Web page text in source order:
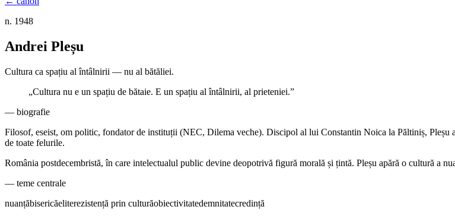
n. 1948
Andrei Pleșu
Cultura ca spațiu al întâlnirii — nu al bătăliei.
„Cultura nu e un spațiu de bătaie. E un spațiu al întâlnirii, al prieteniei.”
— biografie
Filosof, eseist, om politic, fondator de instituții (NEC, Dilema veche). Discipol al lui Constantin Noica la Păltiniș, Pleșu
de toate felurile.
România postdecembristă, în care intelectualul public devine deopotrivă figură morală și țintă. Pleșu apără o cultură a
— teme centrale
nuanțăbisericăeliterezistență prin culturăobiectivitatedemnitatecredință